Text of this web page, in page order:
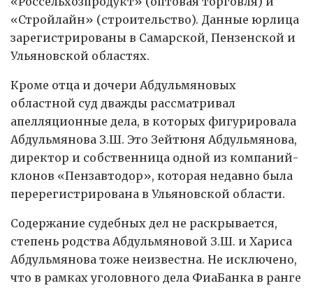
«Стройлайн» (строительство). Данные юрлица
зарегистрированы в Самарской, Пензенской и
Ульяновской областях.
Кроме отца и дочери Абдульмяновых
областной суд дважды рассматривал
апелляционные дела, в которых фигурировала
Абдульмянова З.Ш. Это Зейтюня Абдульмянова,
директор и собственница одной из компаний-
клонов «Пензавтодор», которая недавно была
перерегистрирована в Ульяновской области.
Содержание судебных дел не раскрывается,
степень родства Абдульмяновой З.Ш. и Хариса
Абдульмянова тоже неизвестна. Не исключено,
что в рамках уголовного дела ФиаБанка в ранге